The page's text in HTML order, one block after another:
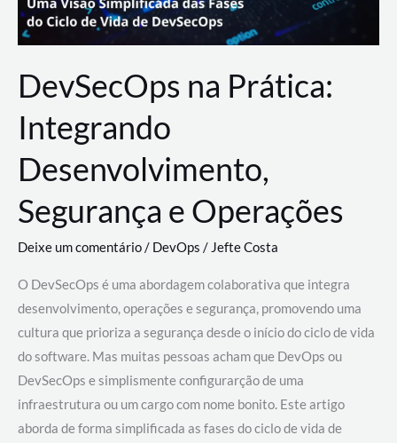
DevSecOps na Prática:
Integrando
Desenvolvimento,
Segurança e Operações
Deixe um comentário/ DevOps /Jefte Costa
O DevSecOps é uma abordagem colaborativa que integra
desenvolvimento, operações e segurança, promovendo uma
cultura que prioriza a segurança desde o início do ciclo de vida
do software. Mas muitas pessoas acham que DevOps ou
DevSecOps e simplismente configurarção de uma
infraestrutura ou um cargo com nome bonito. Este artigo
aborda de forma simplificada as fases do ciclo de vida de